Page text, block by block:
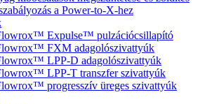
a Power-to-X-hez
Expulse™ pulzációcsillapító
FXM adagolószivattyúk
LPP-D adagolószivattyúk
LPP-T transzfer szivattyúk
progresszív üreges szivattyúk